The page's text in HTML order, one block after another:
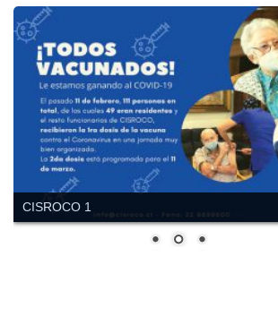
CISROCO 1